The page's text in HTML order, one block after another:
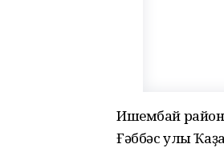
Ишембай
Ғәббәс улы